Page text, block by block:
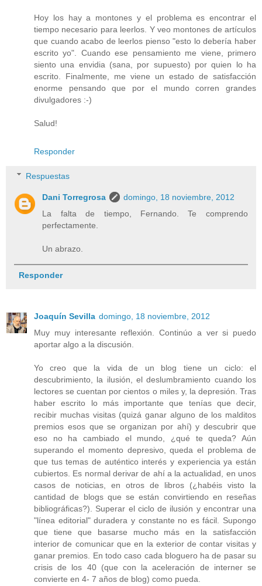
Hoy los hay a montones y el problema es encontrar el
tiempo necesario para leerlos. Y veo montones de artículos
que cuando acabo de leerlos pienso "esto lo debería haber
escrito yo". Cuando ese pensamiento me viene, primero
siento una envidia (sana, por supuesto) por quien lo ha
escrito. Finalmente, me viene un estado de satisfacción
enorme pensando que por el mundo corren grandes
divulgadores :-)
Salud!
Responder
Respuestas
Dani Torregrosa
domingo, 18 noviembre, 2012
La falta de tiempo, Fernando. Te comprendo
perfectamente.
Un abrazo.
Responder
Joaquín Sevilla domingo, 18 noviembre, 2012
Muy muy interesante reflexión. Continúo a ver si puedo
aportar algo a la discusión.
Yo creo que la vida de un blog tiene un ciclo: el
descubrimiento, la ilusión, el deslumbramiento cuando los
lectores se cuentan por cientos o miles y, la depresión. Tras
haber escrito lo más importante que tenías que decir,
recibir muchas visitas (quizá ganar alguno de los malditos
premios esos que se organizan por ahí) y descubrir que
eso no ha cambiado el mundo, ¿qué te queda? Aún
superando el momento depresivo, queda el problema de
que tus temas de auténtico interés y experiencia ya están
cubiertos. Es normal derivar de ahí a la actualidad, en unos
casos de noticias, en otros de libros (¿habéis visto la
cantidad de blogs que se están convirtiendo en reseñas
bibliográficas?). Superar el ciclo de ilusión y encontrar una
"línea editorial" duradera y constante no es fácil. Supongo
que tiene que basarse mucho más en la satisfacción
interior de comunicar que en la exterior de contar visitas y
ganar premios. En todo caso cada bloguero ha de pasar su
crisis de los 40 (que con la aceleración de interner se
convierte en 4- 7 años de blog) como pueda.